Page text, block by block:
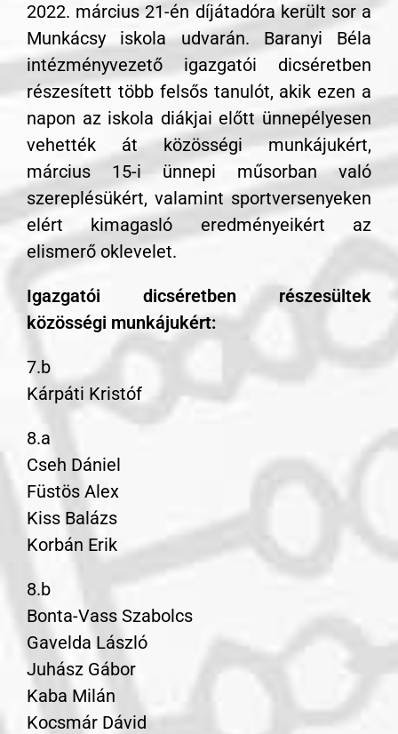
2022. március 21-én díjátadóra került sor a
Munkácsy iskola udvarán. Baranyi Béla
intézményvezető igazgatói dicséretben
részesített több felsős tanulót, akik ezen a
napon az iskola diákjai előtt ünnepélyesen
vehették át közösségi munkájukért,
március 15-i ünnepi műsorban való
szereplésükért, valamint sportversenyeken
elért kimagasló eredményeikért az
elismerő oklevelet.
Igazgatói dicséretben részesültek
közösségi munkájukért:
7.b
Kárpáti Kristóf
8.a
Cseh Dániel
Füstös Alex
Kiss Balázs
Korbán Erik
8.b
Bonta-Vass Szabolcs
Gavelda László
Juhász Gábor
Kaba Milán
Kocsmár Dávid